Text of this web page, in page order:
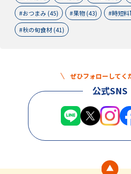
おつまみ (45)
果物 (43)
時短料
秋の旬食材 (41)
ぜひフォローしてく
公式SNS